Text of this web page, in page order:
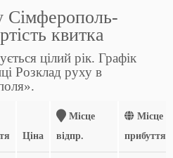
Сімферополь-
квитка
цілий рік. Графік
Розклад руху в
Ціна
Місце
відпр.
Місце
прибуття